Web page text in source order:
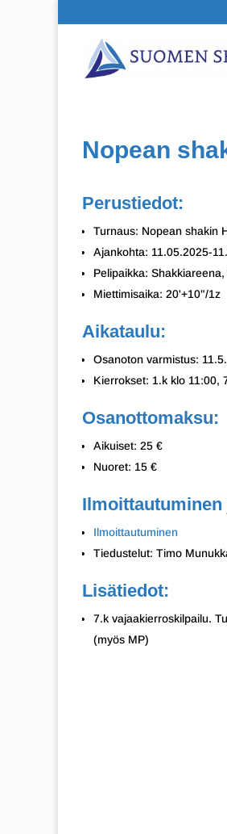
Nopean
Perustiedot:
Turnaus: Nopean shakin
Ajankohta: 11.05.2025-
Pelipaikka:
Miettimisaika: 20'+10"/1z
Aikataulu:
Osanoton varmistus:
Kierrokset: 1.k klo 11:00,
Osanottomaksu:
Aikuiset: 25 €
Nuoret: 15 €
Ilmoittautuminen
Tiedustelut: Timo
Lisätiedot:
7.k vajaakierroskilpailu.
(myös MP)